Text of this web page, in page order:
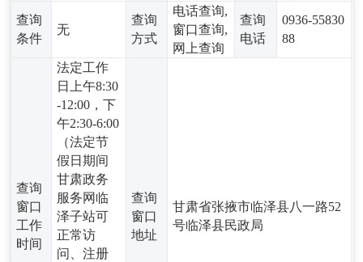
查询
条件
无
查询
方式
电话查询,
窗口查询,
网上查询
查询
电话
0936-55830
88
查询
窗口
工作
时间
法定工作
日上午8:30
-12:00，下
午2:30-6:00
（法定节
假日期间
甘肃政务
服务网临
泽子站可
正常访
问、注册
查询
窗口
地址
甘肃省张掖市临泽县八一路52
号临泽县民政局